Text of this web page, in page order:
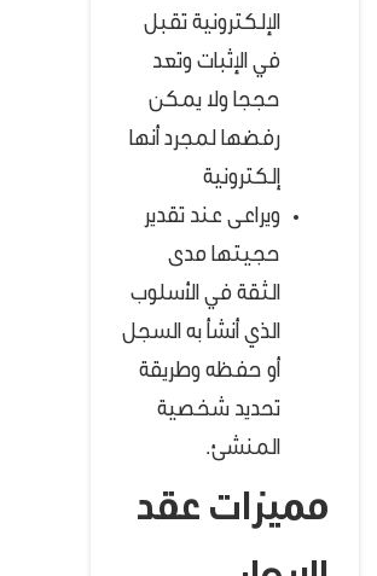
الإلكترونية تقبل
في الإثبات وتعد
حججا ولا يمكن
رفضها لمجرد أنها
إلكترونية
ويراعى عند تقدير
حجيتها مدى
الثقة في الأسلوب
الذي أنشأ به السجل
أو حفظه وطريقة
تحديد شخصية
المنشئ.
مميزات عقد